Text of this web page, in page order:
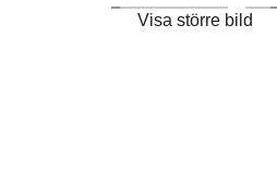
Visa större bild